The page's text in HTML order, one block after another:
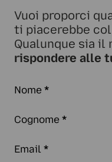
Vuoi proporci
ti piacerebbe
Qualunque sia il
rispondere alle
Nome *
Cognome *
Email *